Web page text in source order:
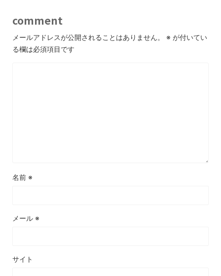
comment
メールアドレスが公開されることはありません。 ※ が付いてい
る欄は必須項目です
名前 ※
メール ※
サイト